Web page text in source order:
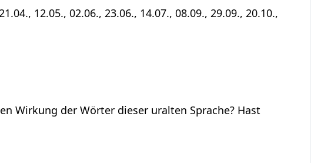
12.05., 02.06., 23.06., 14.07., 08.09., 29.09., 20.10.,
Wirkung der Wörter dieser uralten Sprache? Hast